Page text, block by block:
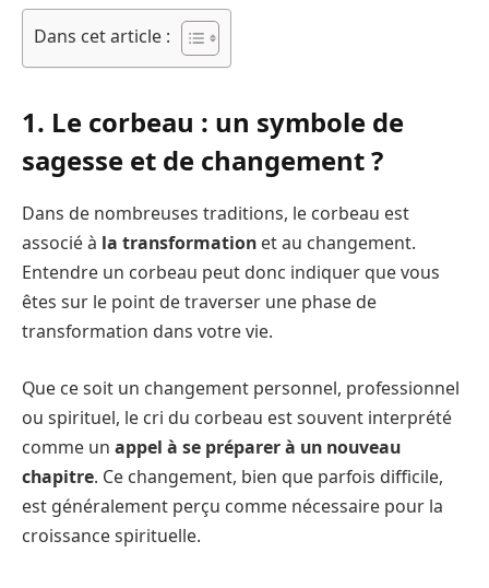
Dans cet article :
1. Le corbeau : un symbole de
sagesse et de changement ?
Dans de nombreuses traditions, le corbeau est
associé à la transformation et au changement.
Entendre un corbeau peut donc indiquer que vous
êtes sur le point de traverser une phase de
transformation dans votre vie.
Que ce soit un changement personnel, professionnel
ou spirituel, le cri du corbeau est souvent interprété
comme un appel à se préparer à un nouveau
chapitre. Ce changement, bien que parfois difficile,
est généralement perçu comme nécessaire pour la
croissance spirituelle.